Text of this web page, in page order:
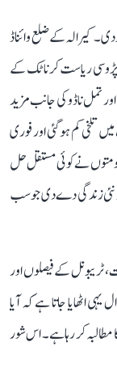
کیرالہ کے ضلع وائناڈ
پڑوسی ریاست کرناٹک کے
تمل ناڈو کی جانب مزید
تلخی کم ہو گئی اور فوری
نے کوئی مستقل حل
نئی زندگی دے دی جو سب
ٹریبونل کے فیصلوں اور
اٹھایا جاتا ہے کہ آیا
مطالبہ کر رہا ہے۔ اس شور